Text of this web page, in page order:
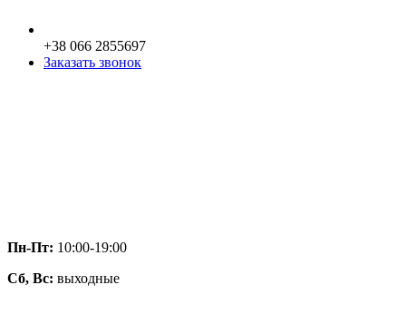
+38 066 2855697
Заказать звонок
Пн-Пт: 10:00-19:00
Сб, Вс: выходные